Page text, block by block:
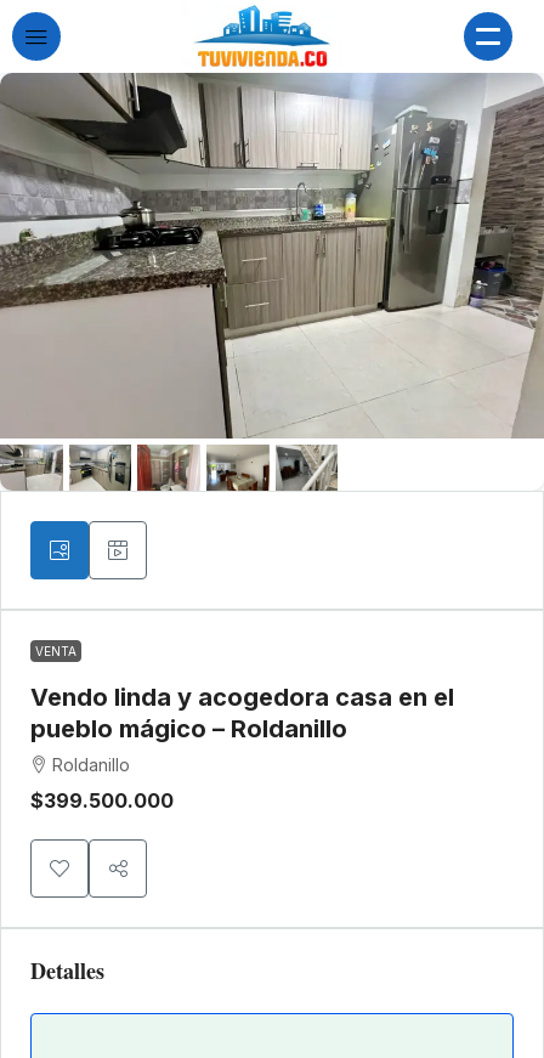
VENTA
Vendo linda y acogedora casa en el
pueblo mágico – Roldanillo
Roldanillo
$399.500.000
Detalles